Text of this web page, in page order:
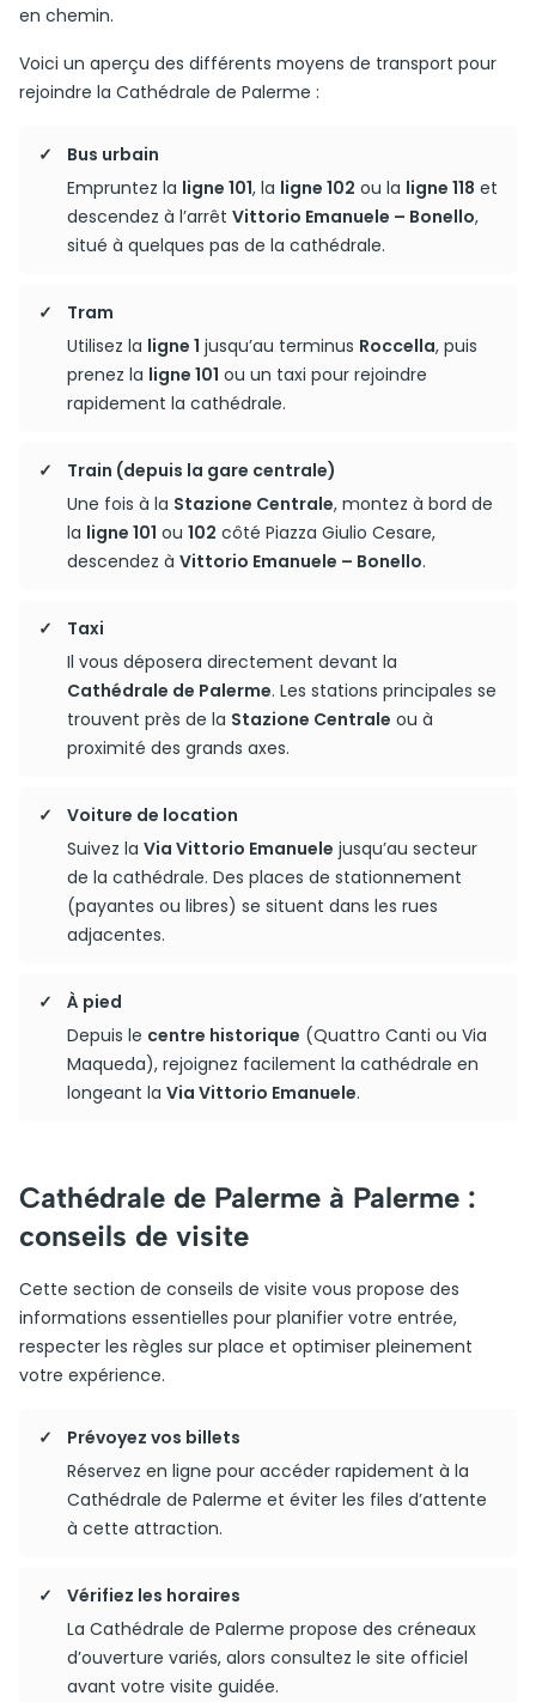
en chemin.
Voici un aperçu des différents moyens de transport pour
rejoindre la Cathédrale de Palerme :
Bus urbain
Empruntez la ligne 101, la ligne 102 ou la ligne 118 et
descendez à l’arrêt Vittorio Emanuele – Bonello,
situé à quelques pas de la cathédrale.
Tram
Utilisez la ligne 1 jusqu’au terminus Roccella, puis
prenez la ligne 101 ou un taxi pour rejoindre
rapidement la cathédrale.
Train (depuis la gare centrale)
Une fois à la Stazione Centrale, montez à bord de
la ligne 101 ou 102 côté Piazza Giulio Cesare,
descendez à Vittorio Emanuele – Bonello.
Taxi
Il vous déposera directement devant la
Cathédrale de Palerme. Les stations principales se
trouvent près de la Stazione Centrale ou à
proximité des grands axes.
Voiture de location
Suivez la Via Vittorio Emanuele jusqu’au secteur
de la cathédrale. Des places de stationnement
(payantes ou libres) se situent dans les rues
adjacentes.
À pied
Depuis le centre historique (Quattro Canti ou Via
Maqueda), rejoignez facilement la cathédrale en
longeant la Via Vittorio Emanuele.
Cathédrale de Palerme à Palerme :
conseils de visite
Cette section de conseils de visite vous propose des
informations essentielles pour planifier votre entrée,
respecter les règles sur place et optimiser pleinement
votre expérience.
Prévoyez vos billets
Réservez en ligne pour accéder rapidement à la
Cathédrale de Palerme et éviter les files d’attente
à cette attraction.
Vérifiez les horaires
La Cathédrale de Palerme propose des créneaux
d’ouverture variés, alors consultez le site officiel
avant votre visite guidée.